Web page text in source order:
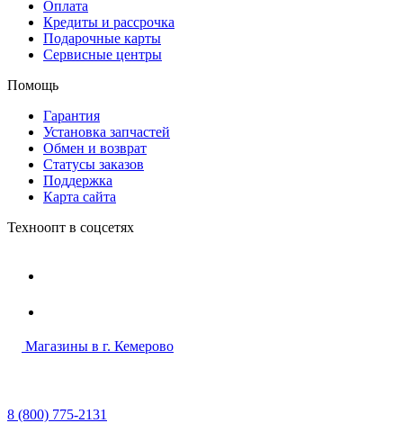
Оплата
Кредиты и рассрочка
Подарочные карты
Сервисные центры
Помощь
Гарантия
Установка запчастей
Обмен и возврат
Статусы заказов
Поддержка
Карта сайта
Техноопт в соцсетях
Магазины в г. Кемерово
8 (800) 775-2131